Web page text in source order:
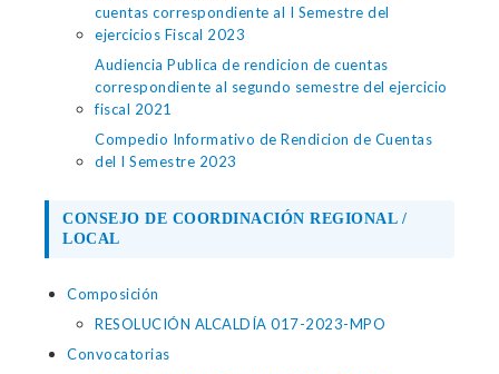
cuentas correspondiente al I Semestre del
ejercicios Fiscal 2023
Audiencia Publica de rendicion de cuentas
correspondiente al segundo semestre del ejercicio
fiscal 2021
Compedio Informativo de Rendicion de Cuentas
del I Semestre 2023
CONSEJO DE COORDINACIÓN REGIONAL /
LOCAL
Composición
RESOLUCIÓN ALCALDÍA 017-2023-MPO
Convocatorias